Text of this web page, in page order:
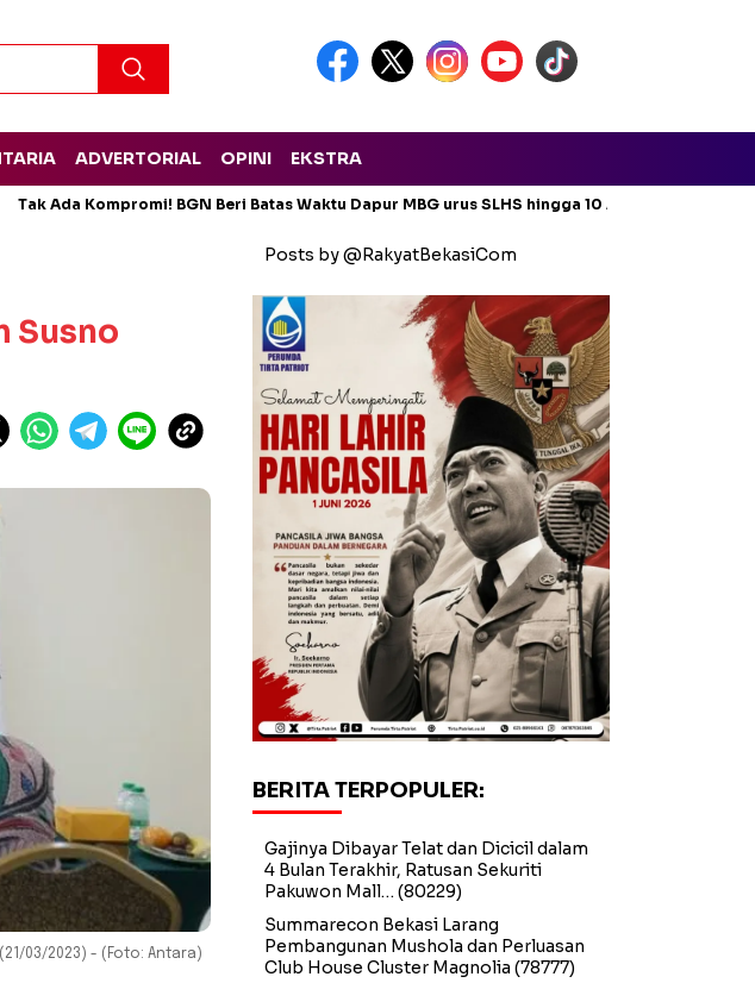
ADVERTORIAL OPINI EKSTRA
Tak Ada Kompromi! BGN Beri Batas Waktu Dapur MBG urus SLHS hingga 10 Agustus 2026
Susno
03/2023) - (Foto: Antara)
Posts by @RakyatBekasiCom
BERITA TERPOPULER:
Gajinya Dibayar Telat dan Dicicil dalam
4 Bulan Terakhir, Ratusan Sekuriti
Pakuwon Mall… (80229)
Summarecon Bekasi Larang
Pembangunan Mushola dan Perluasan
Club House Cluster Magnolia (78777)